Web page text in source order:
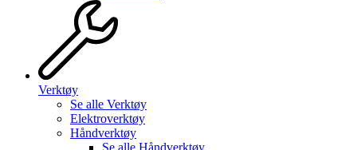
Verktøy
Se alle Verktøy
Elektroverktøy
Håndverktøy
Se alle Håndverktøy